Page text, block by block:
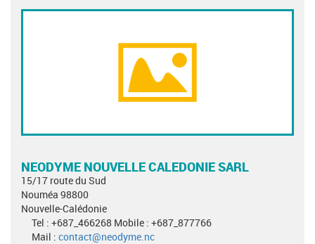
NEODYME NOUVELLE CALEDONIE SARL
15/17 route du Sud
Nouméa 98800
Nouvelle-Calédonie
Tel : +687_466268 Mobile : +687_877766
Mail : contact@neodyme.nc